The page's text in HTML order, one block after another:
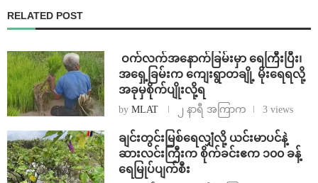
RELATED POST
⁩ ⁨ဝက်လက်အနောက်ခြမ်းမှာ ရေကြီးပြီး၊
အရှေ့ခြမ်းက ကျေးရွာတချို့ မိုးရေရလို့
အခုမှစိုက်ပျိုးလို့ရ
by MLAT ၂ နာရီ အကြာက 3 views
ချင်းတွင်းမြစ်ရေလျှံလို့ ယင်းမာပင်နဲ့
ဆားလင်းကြီးက စိုက်ခင်းဧက ၁၀၀ ခန့်
ရေမြုပ်ပျက်စီး